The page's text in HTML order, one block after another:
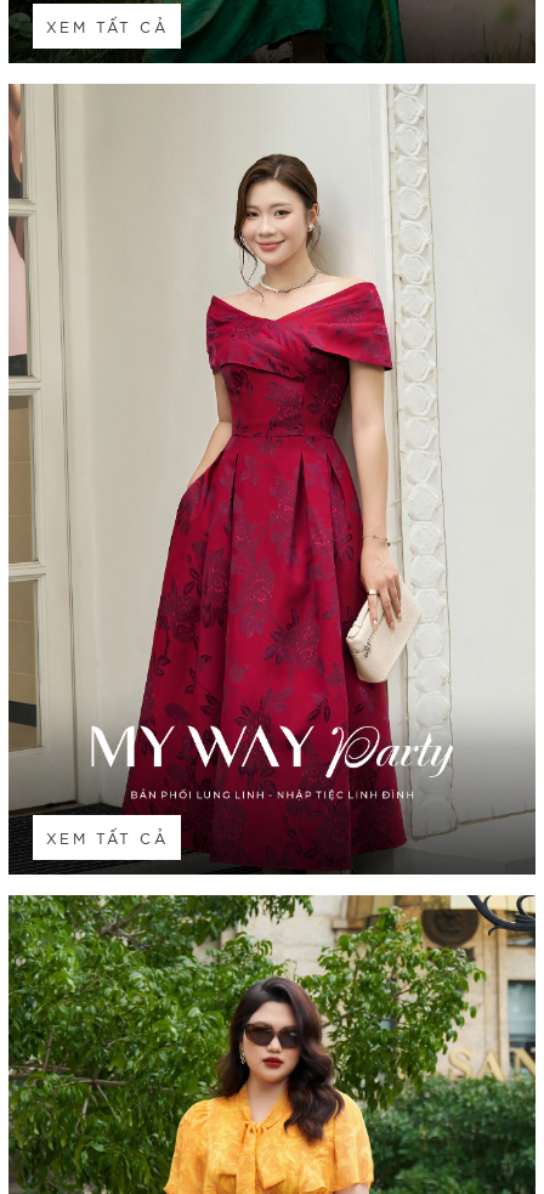
XEM TẤT CẢ
XEM TẤT CẢ